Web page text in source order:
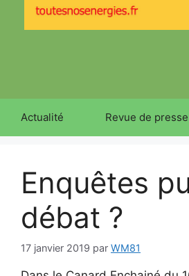
Actualité Revue de
Enquêtes
débat ?
17 janvier 2019 par WM81